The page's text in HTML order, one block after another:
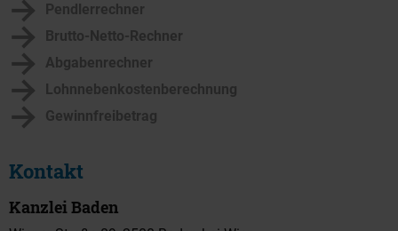
Kontakt
Kanzlei Baden
Pendlerrechner
Brutto-Netto-Rechner
Abgabenrechner
Lohnnebenkostenberechnung
Gewinnfreibetrag